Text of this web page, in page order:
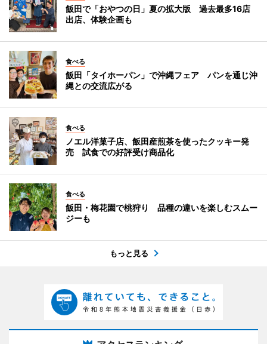
飯田で「おやつの日」夏の拡大版 過去最多16店
出店、体験企画も
食べる
飯田「タイホーパン」で沖縄フェア パンを通じ沖
縄との交流広がる
食べる
ノエル洋菓子店、飯田産煎茶を使ったクッキー発
売 試食での好評受け商品化
食べる
飯田・梅花園で桃狩り 品種の違いを楽しむスムー
ジーも
もっと見る